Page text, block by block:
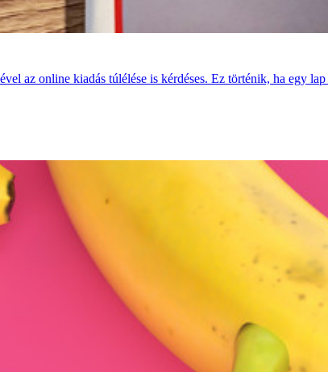
az online kiadás túlélése is kérdéses. Ez történik, ha egy